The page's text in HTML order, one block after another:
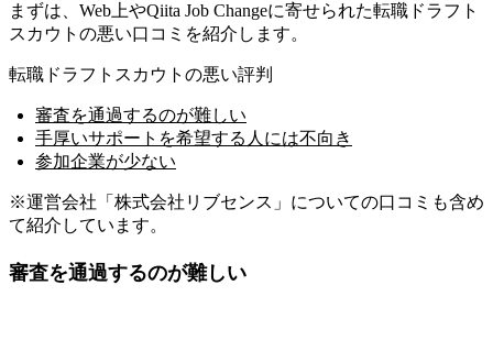
まずは、Web上やQiita Job Changeに寄せられた転職ドラフト
スカウトの悪い口コミを紹介します。
転職ドラフトスカウトの悪い評判
審査を通過するのが難しい
手厚いサポートを希望する人には不向き
参加企業が少ない
※運営会社「株式会社リブセンス」についての口コミも含め
て紹介しています。
審査を通過するのが難しい